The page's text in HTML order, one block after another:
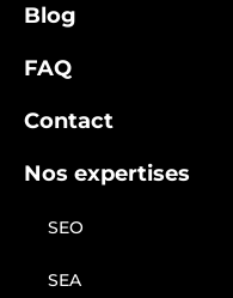
Blog
FAQ
Contact
Nos expertises
SEO
SEA